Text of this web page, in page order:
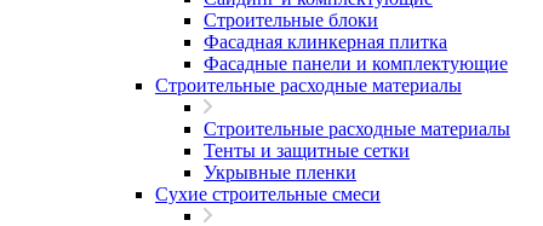
Строительные блоки
Фасадная клинкерная плитка
Фасадные панели и комплектующие
Строительные расходные материалы
Строительные расходные материалы
Тенты и защитные сетки
Укрывные пленки
Сухие строительные смеси